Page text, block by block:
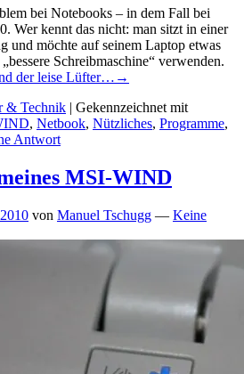
bei Notebooks – in dem Fall bei
Wer kennt das nicht: man sitzt in einer
und möchte auf seinem Laptop etwas
Schreibmaschine“ verwenden.
der leise Lüfter… →
& Technik | Gekennzeichnet mit
, Netbook, Nützliches, Programme,
Antwort
MSI-WIND
von Manuel Tschugg — Keine